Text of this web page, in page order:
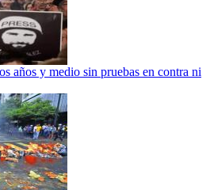
años y medio sin pruebas en contra ni